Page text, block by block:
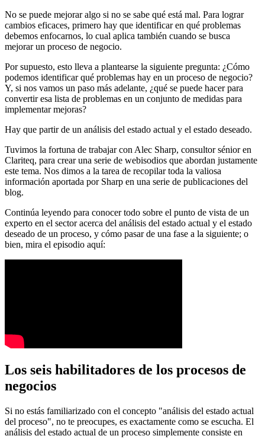
No se puede mejorar algo si no se sabe qué está mal. Para lograr
cambios eficaces, primero hay que identificar en qué problemas
debemos enfocarnos, lo cual aplica también cuando se busca
mejorar un proceso de negocio.
Por supuesto, esto lleva a plantearse la siguiente pregunta: ¿Cómo
podemos identificar qué problemas hay en un proceso de negocio?
Y, si nos vamos un paso más adelante, ¿qué se puede hacer para
convertir esa lista de problemas en un conjunto de medidas para
implementar mejoras?
Hay que partir de un análisis del estado actual y el estado deseado.
Tuvimos la fortuna de trabajar con Alec Sharp, consultor sénior en
Clariteq, para crear una serie de webisodios que abordan justamente
este tema. Nos dimos a la tarea de recopilar toda la valiosa
información aportada por Sharp en una serie de publicaciones del
blog.
Continúa leyendo para conocer todo sobre el punto de vista de un
experto en el sector acerca del análisis del estado actual y el estado
deseado de un proceso, y cómo pasar de una fase a la siguiente; o
bien, mira el episodio aquí:
Los seis habilitadores de los procesos de
negocios
Si no estás familiarizado con el concepto "análisis del estado actual
del proceso", no te preocupes, es exactamente como se escucha. El
análisis del estado actual de un proceso simplemente consiste en